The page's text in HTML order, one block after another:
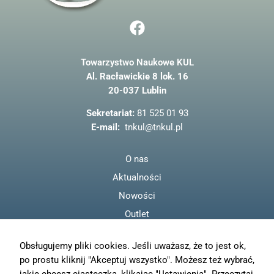
F
a
e
b
o
o
k
Towarzystwo Naukowe KUL
Al. Racławickie 8 lok. 16
20-037 Lublin
Sekretariat: 81 525 01 93
E-mail: tnkul@tnkul.pl
O nas
Aktualności
Nowości
Outlet
Polityka prywatności
Moje konto
Obsługujemy pliki cookies. Jeśli uważasz, że to jest ok,
po prostu kliknij "Akceptuj wszystko". Możesz też wybrać,
Te pliki cookie
nie są
opcjonalne. Są
do
funkcjonowania
strony
Statystyka
funkcjonalność
internetowej,
na podstawie
tego, jak strona